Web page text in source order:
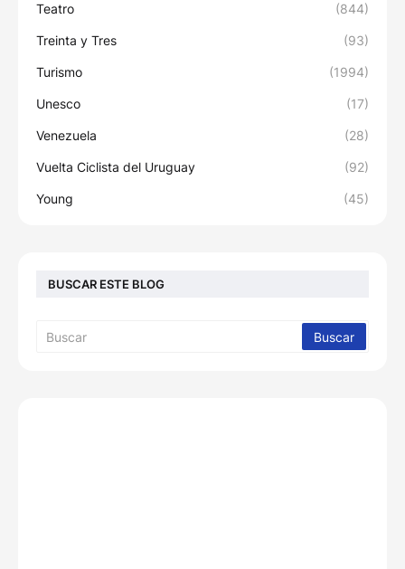
Teatro (844)
Treinta y Tres (93)
Turismo (1994)
Unesco (17)
Venezuela (28)
Vuelta Ciclista del Uruguay (92)
Young (45)
BUSCAR ESTE BLOG